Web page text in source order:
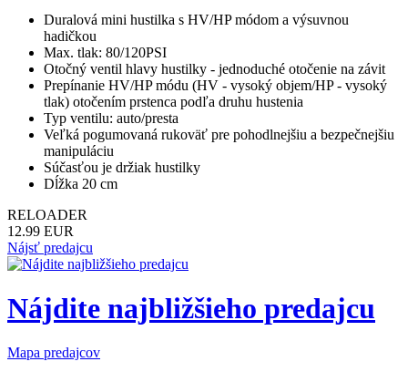
Duralová mini hustilka s HV/HP módom a výsuvnou
hadičkou
Max. tlak: 80/120PSI
Otočný ventil hlavy hustilky - jednoduché otočenie na závit
Prepínanie HV/HP módu (HV - vysoký objem/HP - vysoký
tlak) otočením prstenca podľa druhu hustenia
Typ ventilu: auto/presta
Veľká pogumovaná rukoväť pre pohodlnejšiu a bezpečnejšiu
manipuláciu
Súčasťou je držiak hustilky
Dĺžka 20 cm
RELOADER
12.99 EUR
Nájsť predajcu
Nájdite najbližšieho predajcu
Mapa predajcov